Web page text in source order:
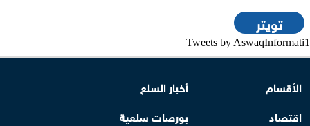
تويتر
Tweets by AswaqInformati1
الأقسام
أخبار السلع
اقتصاد
بورصات سلعية